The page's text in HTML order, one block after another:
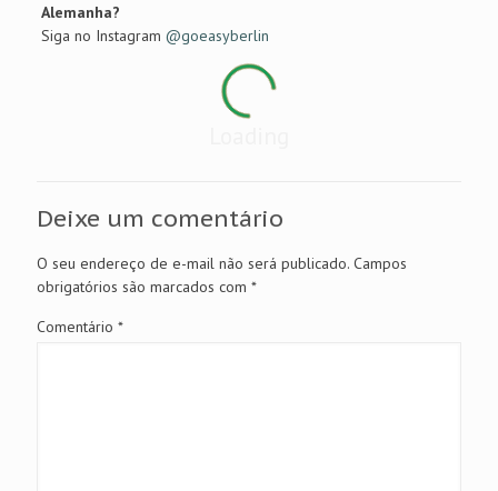
Alemanha?
Siga no Instagram @goeasyberlin
Deixe um comentário
O seu endereço de e-mail não será publicado. Campos
obrigatórios são marcados com *
Comentário *